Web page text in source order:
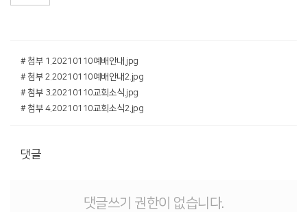
# 첨부 1.20210110예배안내.jpg
# 첨부 2.20210110예배안내2.jpg
# 첨부 3.20210110교회소식.jpg
# 첨부 4.20210110교회소식2.jpg
댓글
댓글쓰기 권한이 없습니다.